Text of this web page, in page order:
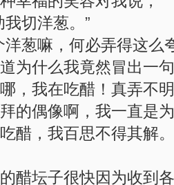
我切洋葱。”
洋葱嘛，何必弄得这么
为什么我竟然冒出一
我在吃醋！真弄不
的偶像啊，我一直是
醋，我百思不得其解。
醋坛子很快因为收到